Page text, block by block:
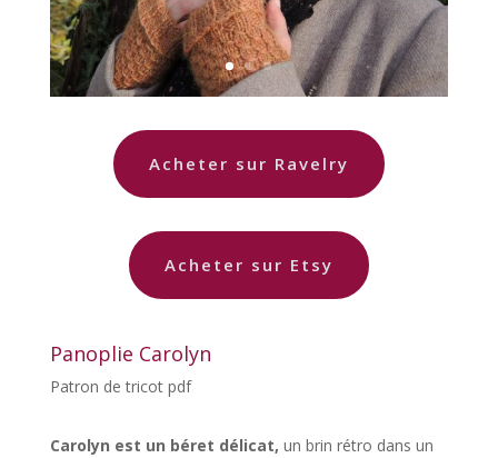
Acheter sur Ravelry
Acheter sur Etsy
Panoplie Carolyn
Patron de tricot pdf
Carolyn est un béret délicat, un brin rétro dans un